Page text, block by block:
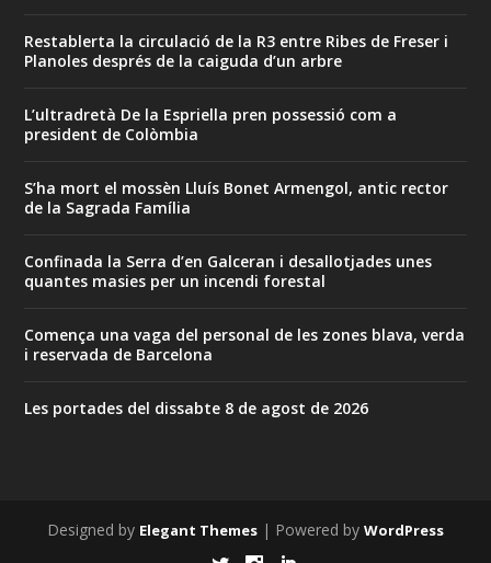
Restablerta la circulació de la R3 entre Ribes de Freser i
Planoles després de la caiguda d’un arbre
L’ultradretà De la Espriella pren possessió com a
president de Colòmbia
S’ha mort el mossèn Lluís Bonet Armengol, antic rector
de la Sagrada Família
Confinada la Serra d’en Galceran i desallotjades unes
quantes masies per un incendi forestal
Comença una vaga del personal de les zones blava, verda
i reservada de Barcelona
Les portades del dissabte 8 de agost de 2026
Designed by Elegant Themes | Powered by WordPress